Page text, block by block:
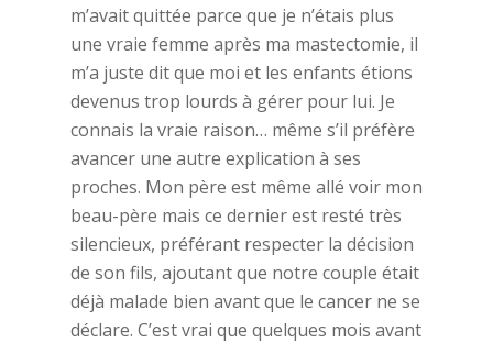
m’avait quittée parce que je n’étais plus
une vraie femme après ma mastectomie, il
m’a juste dit que moi et les enfants étions
devenus trop lourds à gérer pour lui. Je
connais la vraie raison… même s’il préfère
avancer une autre explication à ses
proches. Mon père est même allé voir mon
beau-père mais ce dernier est resté très
silencieux, préférant respecter la décision
de son fils, ajoutant que notre couple était
déjà malade bien avant que le cancer ne se
déclare. C’est vrai que quelques mois avant